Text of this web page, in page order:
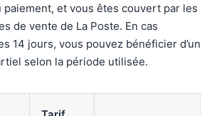
paiement, et vous êtes couvert par les
de vente de La Poste. En cas
14 jours, vous pouvez bénéficier d’un
selon la période utilisée.